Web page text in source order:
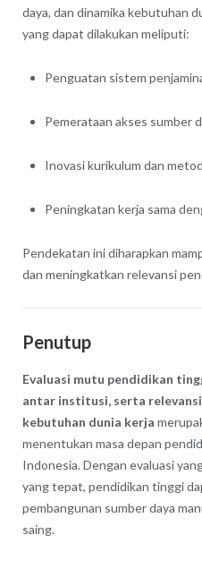
daya, dan dinamika kebutuhan
yang dapat dilakukan meliputi:
Penguatan sistem
Pemerataan akses sumber
Inovasi kurikulum dan
Peningkatan kerja sama
Pendekatan ini diharapkan
dan meningkatkan relevansi
Penutup
Evaluasi mutu pendidikan
antar institusi, serta
kebutuhan dunia kerja
menentukan masa depan
Indonesia. Dengan evaluasi
yang tepat, pendidikan tinggi
pembangunan sumber daya
saing.